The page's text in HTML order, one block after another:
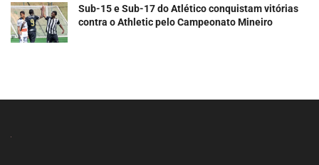
Sub-15 e Sub-17 do Atlético conquistam vitórias
contra o Athletic pelo Campeonato Mineiro